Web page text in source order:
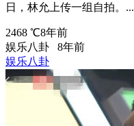
日，林允上传一组自拍。...
2468 ℃8年前
娱乐八卦
8年前
娱乐八卦